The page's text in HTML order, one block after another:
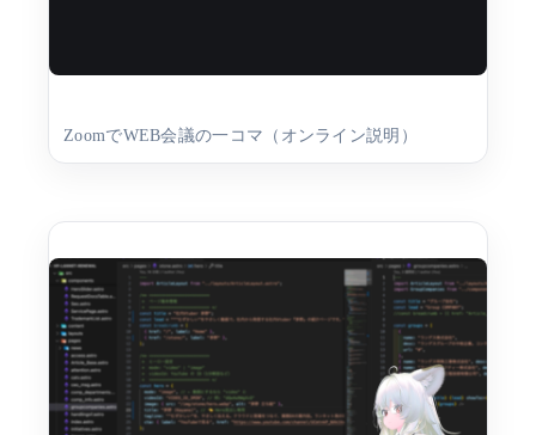
ZoomでWEB会議の一コマ（オンライン説明）